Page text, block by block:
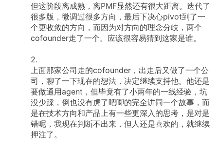
但这阶段离成熟，离PMF显然还有很大距离。迭代了
很多版，微调过很多方向，最后下决心pivot到了一
个更收敛的方向，而因为对方向的理念分歧，两个
cofounder走了一个。应该很容易猜到这家是谁。
2.
上面那家公司走的cofounder，出走后又做了一个公
司，聊了一下现在的想法，决定继续支持他。他还是
要做通用agent，但毕竟有了小两年的一线经验，坑
没少踩，倒也没有虎了吧唧的完全讲同一个故事，而
是在技术方向和产品上有一些更深入的思考，是对是
错呢，我现在判断不出来，但人还是喜欢的，就继续
押注了。